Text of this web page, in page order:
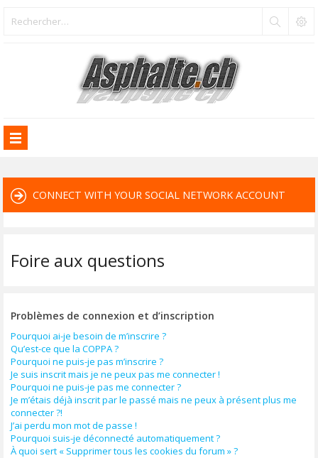
CONNECT WITH YOUR SOCIAL NETWORK ACCOUNT
Foire aux questions
Problèmes de connexion et d’inscription
Pourquoi ai-je besoin de m’inscrire ?
Qu’est-ce que la COPPA ?
Pourquoi ne puis-je pas m’inscrire ?
Je suis inscrit mais je ne peux pas me connecter !
Pourquoi ne puis-je pas me connecter ?
Je m’étais déjà inscrit par le passé mais ne peux à présent plus me
connecter ?!
J’ai perdu mon mot de passe !
Pourquoi suis-je déconnecté automatiquement ?
À quoi sert « Supprimer tous les cookies du forum » ?